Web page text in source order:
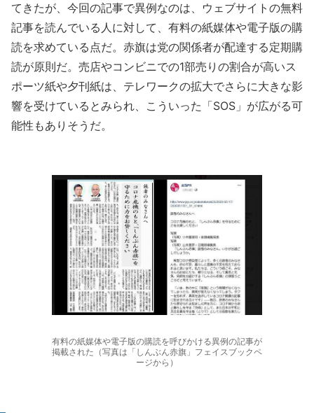
てきたが、今回の記事で異例なのは、ウェブサイトの無料
記事を読んでいる人に対して、有料の紙媒体や電子版の購
読を求めている点だ。赤旗は党の関係者が配達する定期購
読が原則だ。売店やコンビニでの1部売りの割合が高いス
ポーツ紙や夕刊紙は、テレワークの拡大でさらに大きな影
響を受けているとみられ、こういった「SOS」が広がる可
能性もありそうだ。
有料の紙媒体や電子版の購読を呼びかける異例の記事が
掲載された（写真は「しんぶん赤旗」フェイスブックペ
ージから）